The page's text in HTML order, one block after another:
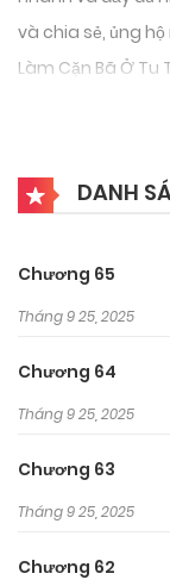
và chia sẻ, ủng
Làm Cặn Bã Ở Tu
DANH
Chương 65
Tháng 9 25, 2025
Chương 64
Tháng 9 25, 2025
Chương 63
Tháng 9 25, 2025
Chương 62